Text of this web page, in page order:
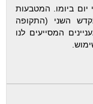
יום ביומו. המטבעות
השני (התקופה
המסייעים לנו